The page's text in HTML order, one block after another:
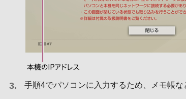
手順4でパソコンに入力するため、メモ帳な